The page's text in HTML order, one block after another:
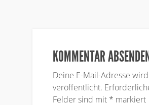
KOMMENTAR
Deine E-Mail-Adresse
veröffentlicht.
Felder sind mit * markiert